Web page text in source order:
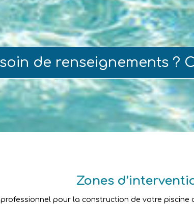
de renseignements ?
Zones
professionnel pour la construction de votre piscine